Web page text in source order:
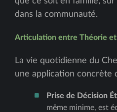
dans la communauté.
Articulation entre Théorie
La vie quotidienne du
une application concrète
Prise de Décision
même minime, est